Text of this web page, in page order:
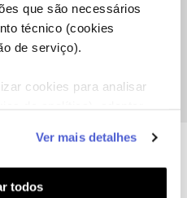
que são necessários
técnico (cookies
de serviço).
cookies para analisar
personalização e
aos seus interesses
Pode gerir a
Ver mais detalhes
todos